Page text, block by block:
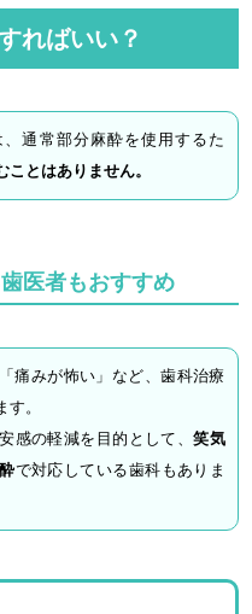
ればいい？
通常部分麻酔を使用するた
ことはありません。
医者もおすすめ
痛みが怖い」など、歯科治療
。
感の軽減を目的として、笑気
で対応している歯科もありま